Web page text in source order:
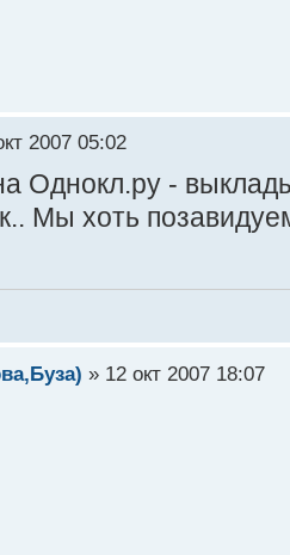
2007 05:02
Однокл.ру -
Мы хоть
» 12 окт 2007 18:07